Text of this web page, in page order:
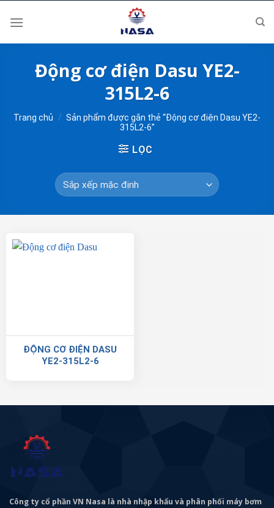
Động cơ điện Dasu YE2-
315L2-6
Trang chủ / Sản phẩm được gắn thẻ “Động cơ điện Dasu YE2-
315L2-6”
LỌC
ĐỘNG CƠ ĐIỆN DASU
YE2-315L2-6
Công ty cổ phần VN Nasa là nhà nhập khẩu và phân phối máy bơm